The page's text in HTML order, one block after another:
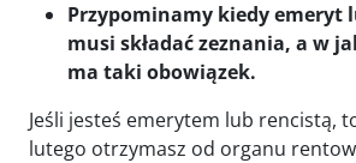
Przypominamy kiedy emeryt
musi składać zeznania, a w
ma taki obowiązek.
Jeśli jesteś emerytem lub rencistą,
lutego otrzymasz od organu